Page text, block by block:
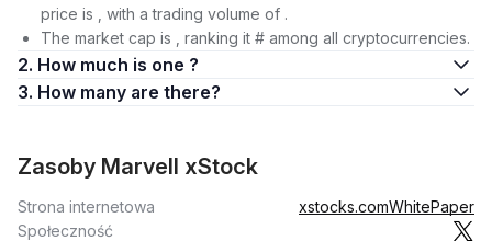
price is , with a trading volume of .
The market cap is , ranking it # among all cryptocurrencies.
2. How much is one ?
3. How many are there?
Zasoby Marvell xStock
Strona internetowa xstocks.comWhitePaper
Społeczność